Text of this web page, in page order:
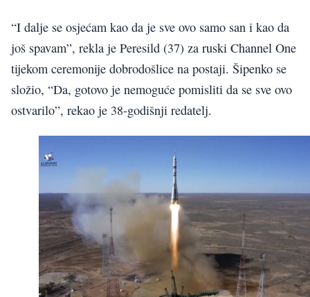
“I dalje se osjećam kao da je sve ovo samo san i kao da
još spavam”, rekla je Peresild (37) za ruski Channel One
tijekom ceremonije dobrodošlice na postaji. Šipenko se
složio, “Da, gotovo je nemoguće pomisliti da se sve ovo
ostvarilo”, rekao je 38-godišnji redatelj.